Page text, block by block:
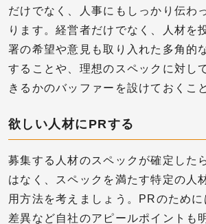
だけでなく、人事にもしっかり伝わ
ります。経営者だけでなく、人材を
署の希望や意見も取り入れた多角的
することや、理想のスペックに対し
きるかのバッファーを設けておくこ
欲しい人材にPRする
募集する人材のスペックが確定した
はなく、スペックを満たす特定の人
用方法を考えましょう。PRのため
差異など自社のアピールポイントも